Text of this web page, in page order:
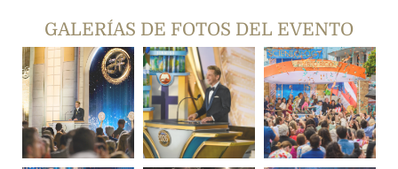
GALERÍAS DE FOTOS DEL EVENTO